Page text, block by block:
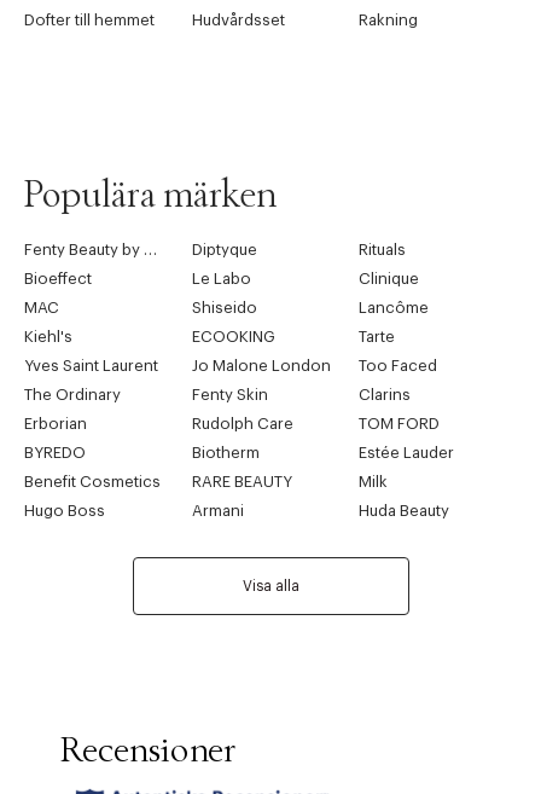
Dofter till hemmet
Hudvårdsset Rakning
Populära märken
Diptyque
Rituals
Bioeffect
Le Labo
Clinique
MAC
Shiseido
Lancôme
Kiehl's
ECOOKING
Tarte
Yves Saint Laurent
Jo Malone London
Too Faced
The Ordinary
Fenty Skin
Clarins
Erborian
Rudolph Care
TOM FORD
BYREDO
Biotherm
Estée Lauder
Benefit Cosmetics
RARE BEAUTY
Milk
Hugo Boss
Armani Huda Beauty
Visa alla